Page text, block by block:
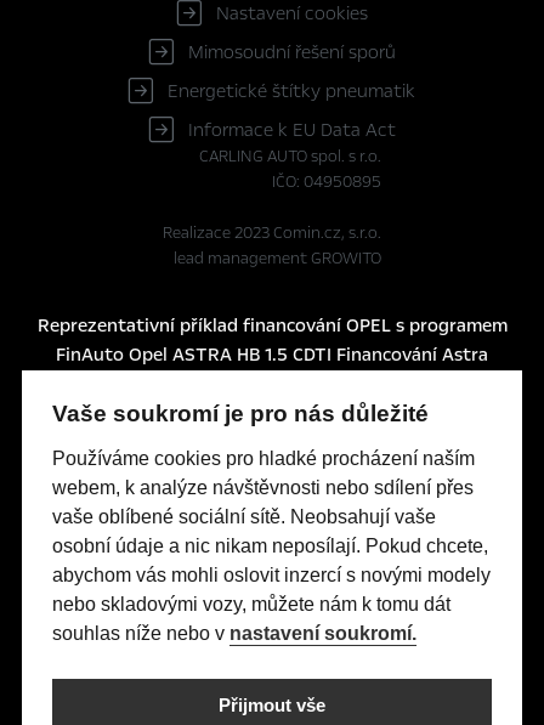
Nastavení cookies
Mimosoudní řešení sporů
Energetické štítky pneumatik
Informace k EU Data Act
CARLING AUTO spol. s r.o.
IČO: 04950895
Realizace 2023 Comin.cz, s.r.o.
lead management GROWITO
Reprezentativní příklad financování OPEL s programem
FinAuto Opel ASTRA HB 1.5 CDTI Financování Astra
s DPH: 579 990 Kč, část ceny hrazená klientem (60%):
pojištění 3.990 Kč, pevná výpůjční úroková sazba: 1,24%
p.a., nabídka je určena pro fyzické osoby podnikatele a
právnické osoby a platí do 30. 6. 2026 nebo do
odvolání.
Tato nabídka je pouze indikativní, není návrhem na
uzavření smlouvy a nelze z ní proto dovozovat
povinnost společnosti uskutečnit jakékoliv transakce.
Poskytovatelem financování je UniCredit Leasing CZ,
a.s., Želetavská 1525/1, 140 10 Praha 4, IČO: 15886492
Vaše soukromí je pro nás důležité
Používáme cookies pro hladké procházení naším
webem, k analýze návštěvnosti nebo sdílení přes
vaše oblíbené sociální sítě. Neobsahují vaše
osobní údaje a nic nikam neposílají. Pokud chcete,
abychom vás mohli oslovit inzercí s novými modely
nebo skladovými vozy, můžete nám k tomu dát
souhlas níže nebo v nastavení soukromí.
Přijmout vše